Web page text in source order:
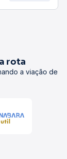
rota
a viação de